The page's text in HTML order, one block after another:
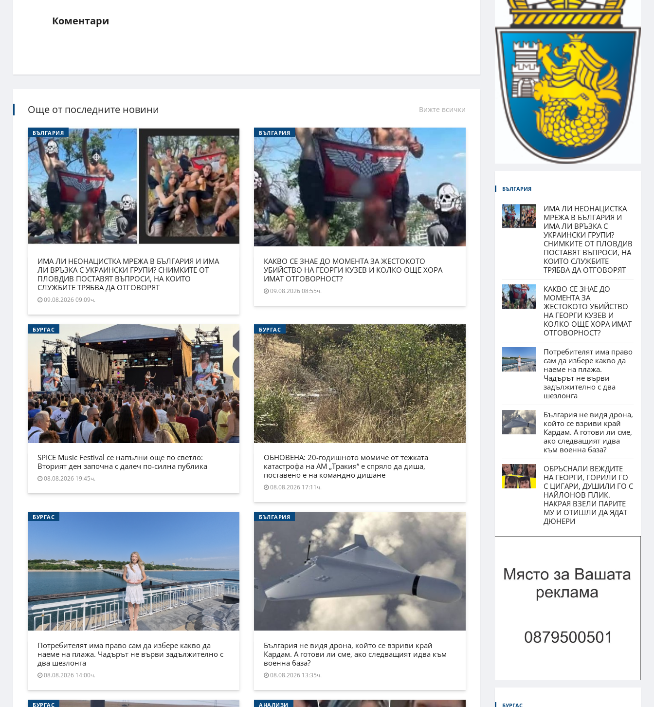
Коментари
Още от последните новини Вижте всички
БЪЛГАРИЯ
ИМА ЛИ НЕОНАЦИСТКА МРЕЖА В БЪЛГАРИЯ И ИМА
ЛИ ВРЪЗКА С УКРАИНСКИ ГРУПИ? СНИМКИТЕ ОТ
ПЛОВДИВ ПОСТАВЯТ ВЪПРОСИ, НА КОИТО
СЛУЖБИТЕ ТРЯБВА ДА ОТГОВОРЯТ
09.08.2026 09:09ч.
БЪЛГАРИЯ
КАКВО СЕ ЗНАЕ ДО МОМЕНТА ЗА ЖЕСТОКОТО
УБИЙСТВО НА ГЕОРГИ КУЗЕВ И КОЛКО ОЩЕ ХОРА
ИМАТ ОТГОВОРНОСТ?
09.08.2026 08:55ч.
БУРГАС
SPICE Music Festival се напълни още по светло:
Вторият ден започна с далеч по-силна публика
08.08.2026 19:45ч.
БУРГАС
ОБНОВЕНА: 20-годишното момиче от тежката
катастрофа на АМ „Тракия“ е спряло да диша,
поставено е на командно дишане
08.08.2026 17:11ч.
БУРГАС
Потребителят има право сам да избере какво да
наеме на плажа. Чадърът не върви задължително с
два шезлонга
08.08.2026 14:00ч.
БЪЛГАРИЯ
България не видя дрона, който се взриви край
Кардам. А готови ли сме, ако следващият идва към
военна база?
08.08.2026 13:35ч.
БУРГАС АНАЛИЗИ
БЪЛГАРИЯ
ИМА ЛИ НЕОНАЦИСТКА
МРЕЖА В БЪЛГАРИЯ И
ИМА ЛИ ВРЪЗКА С
УКРАИНСКИ ГРУПИ?
СНИМКИТЕ ОТ ПЛОВДИВ
ПОСТАВЯТ ВЪПРОСИ, НА
КОИТО СЛУЖБИТЕ
ТРЯБВА ДА ОТГОВОРЯТ
КАКВО СЕ ЗНАЕ ДО
МОМЕНТА ЗА
ЖЕСТОКОТО УБИЙСТВО
НА ГЕОРГИ КУЗЕВ И
КОЛКО ОЩЕ ХОРА ИМАТ
ОТГОВОРНОСТ?
Потребителят има право
сам да избере какво да
наеме на плажа.
Чадърът не върви
задължително с два
шезлонга
България не видя дрона,
който се взриви край
Кардам. А готови ли сме,
ако следващият идва
към военна база?
ОБРЪСНАЛИ ВЕЖДИТЕ
НА ГЕОРГИ, ГОРИЛИ ГО
С ЦИГАРИ, ДУШИЛИ ГО С
НАЙЛОНОВ ПЛИК.
НАКРАЯ ВЗЕЛИ ПАРИТЕ
МУ И ОТИШЛИ ДА ЯДАТ
ДЮНЕРИ
БУРГАС